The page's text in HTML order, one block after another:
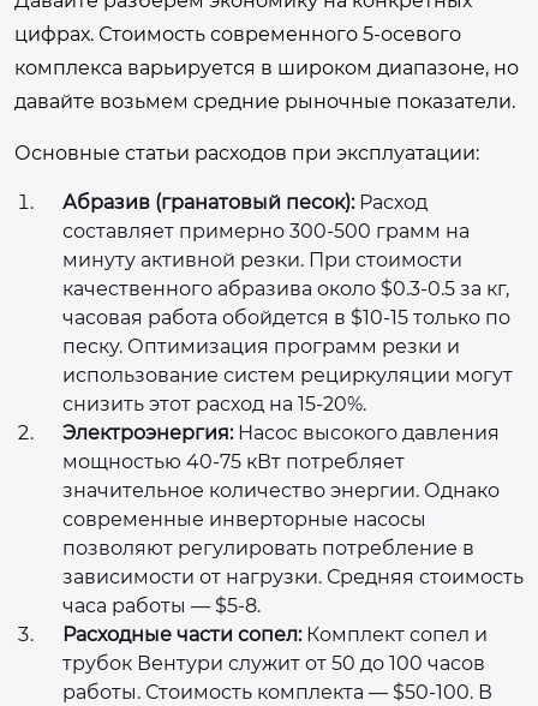
цифрах. Стоимость современного 5-осевого
комплекса варьируется в широком диапазоне, но
давайте возьмем средние рыночные показатели.
Основные статьи расходов при эксплуатации:
Абразив (гранатовый песок):Расход
составляет примерно 300-500 грамм на
минуту активной резки. При стоимости
качественного абразива около $0.3-0.5 за кг,
часовая работа обойдется в $10-15 только по
песку. Оптимизация программ резки и
использование систем рециркуляции могут
снизить этот расход на 15-20%.
Электроэнергия:Насос высокого давления
мощностью 40-75 кВт потребляет
значительное количество энергии. Однако
современные инверторные насосы
позволяют регулировать потребление в
зависимости от нагрузки. Средняя стоимость
часа работы — $5-8.
Расходные части сопел:Комплект сопел и
трубок Вентури служит от 50 до 100 часов
работы. Стоимость комплекта — $50-100. В